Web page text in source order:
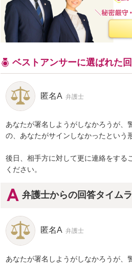
ベストアンサーに選ばれた
匿名A 弁護士
あなたが署名しようがしなかろうが、
の、あなたがサインしなかったという
後日、相手方に対して更に連絡をする
ください。
弁護士からの回答タイム
匿名A 弁護士
あなたが署名しようがしなかろうが、